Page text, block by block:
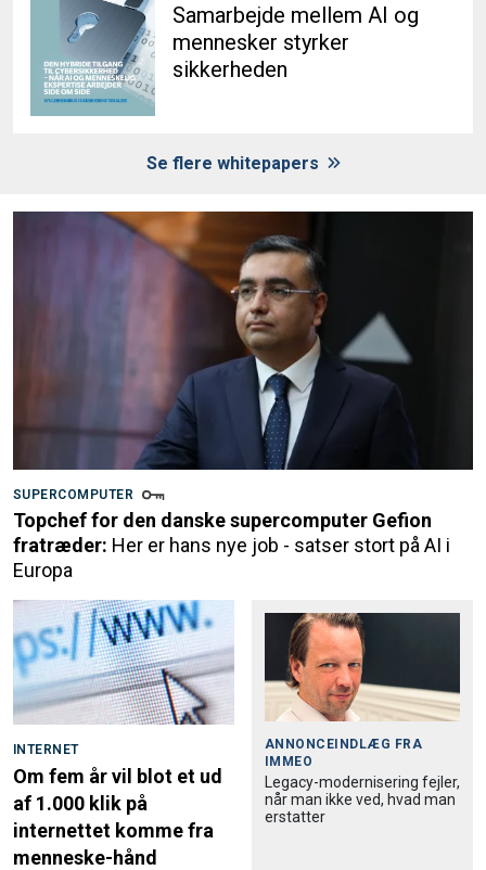
Samarbejde mellem AI og
mennesker styrker
sikkerheden
Se flere whitepapers
SUPERCOMPUTER
Topchef for den danske supercomputer Gefion
fratræder: Her er hans nye job - satser stort på AI i
Europa
INTERNET
Om fem år vil blot et ud
af 1.000 klik på
internettet komme fra
menneske-hånd
ANNONCEINDLÆG FRA
IMMEO
Legacy-modernisering fejler,
når man ikke ved, hvad man
erstatter